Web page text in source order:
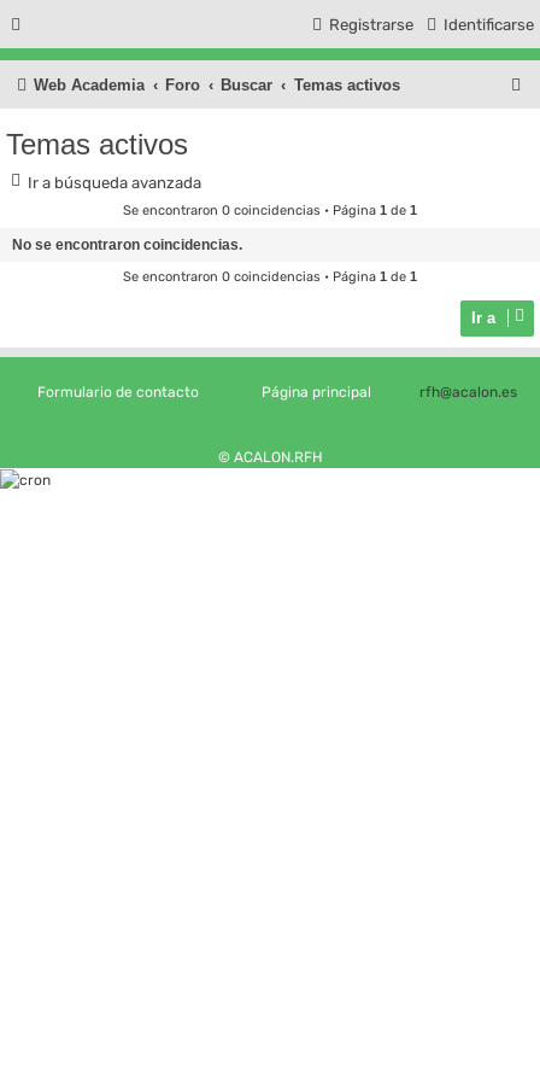
Identificarse
Registrarse
Web Academia Foro Buscar Temas activos
Temas activos
Ir a búsqueda avanzada
Se encontraron 0 coincidencias • Página 1 de 1
No se encontraron coincidencias.
Se encontraron 0 coincidencias • Página 1 de 1
Ir a
Formulario de contacto Página principal rfh@acalon.es
© ACALON.RFH